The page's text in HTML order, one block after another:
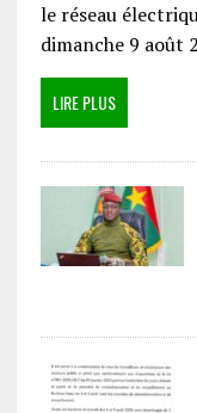
le réseau
dimanche 9
LIRE PLUS